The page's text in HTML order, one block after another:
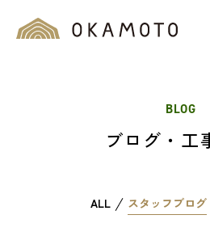
BLOG
ブログ・工
ALL スタッフブログ